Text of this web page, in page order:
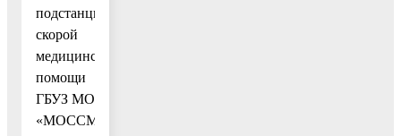
подстанцией
скорой
медицинской
помощи
ГБУЗ МО
«МОССМП»